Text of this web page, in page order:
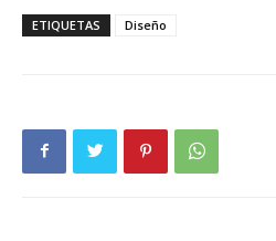
ETIQUETAS Diseño